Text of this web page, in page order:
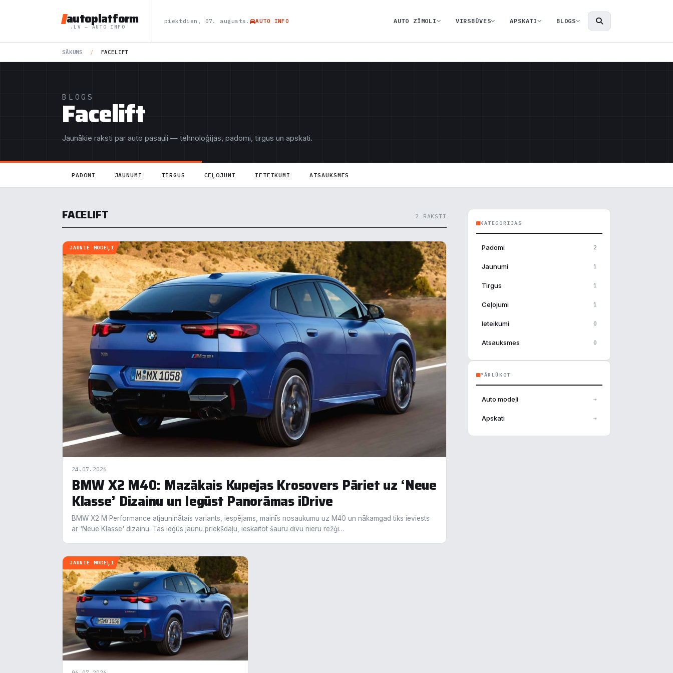
autoplatform
.LV — AUTO INFO
piektdien, 07. augusts. AUTO INFO AUTO ZĪMOLI VIRSBŪVES APSKATI BLOGS
SĀKUMS / FACELIFT
BLOGS
Facelift
Jaunākie raksti par auto pasauli — tehnoloģijas, padomi, tirgus un apskati.
PADOMI JAUNUMI TIRGUS CEĻOJUMI IETEIKUMI ATSAUKSMES
FACELIFT 2 RAKSTI
JAUNIE MODEĻI
24.07.2026
BMW X2 M40: Mazākais Kupejas Krosovers Pāriet uz ‘Neue
Klasse’ Dizainu un Iegūst Panorāmas iDrive
BMW X2 M Performance atjauninātais variants, iespējams, mainīs nosaukumu uz M40 un nākamgad tiks ieviests
ar 'Neue Klasse' dizainu. Tas iegūs jaunu priekšdaļu, ieskaitot šauru divu nieru režģi…
JAUNIE MODEĻI
KATEGORIJAS
Padomi 2
Jaunumi 1
Tirgus 1
Ceļojumi 1
Ieteikumi 0
Atsauksmes 0
PĀRLŪKOT
Auto modeļi →
Apskati →
Piekrišanas preferences
Mēs izmantojam sīkdatnes, lai palīdzētu jums efektīvi pārvietoties un veikt
noteiktas funkcijas. Zemāk katras piekrišanas kategorijā atradīsiet detalizētu
informāciju par visām sīk... Rādīt vairāk
▶ Nepieciešamās Vienmēr aktīvs
Veiktspēja
▶ Reklāma
Noraidīt visu